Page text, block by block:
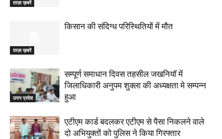
ताज़ा ख़बरें
ताज़ा ख़बरें
किसान की संदिग्ध परिस्थितियों में मौत
उत्तर प्रदेश
सम्पूर्ण समाधान दिवस तहसील जखनियॉ में
जिलाधिकारी अनुपम शुक्ला की अध्यक्षता मे सम्पन्न
हुआ
एटीएम कार्ड बदलकर एटीएम से पैसा निकलने वाले
दो अभियुक्तों को पुलिस ने किया गिरफ्तार